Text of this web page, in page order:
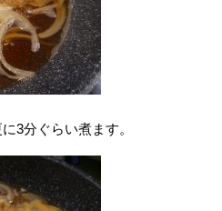
3分ぐらい煮ます。